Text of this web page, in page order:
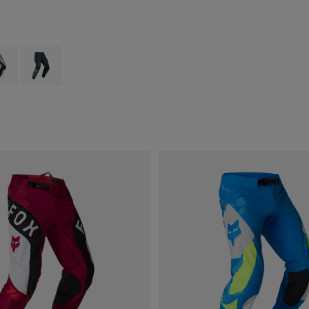
of Noir.
swatch type of Blanc craie.
Product swatch type of Vert sauge.